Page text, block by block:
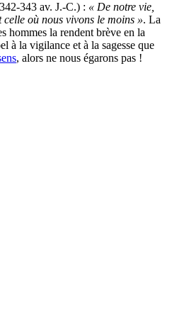
343 av. J.-C.) : « De notre vie,
où nous vivons le moins ». La
hommes la rendent brève en la
à la vigilance et à la sagesse que
, alors ne nous égarons pas !